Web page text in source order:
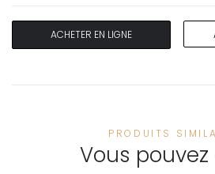
ACHETER EN LIGNE
PRODUITS
Vous